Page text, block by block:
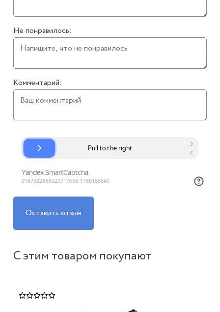
Не понравилось:
Комментарий:
Оставить отзыв
С этим товаром покупают